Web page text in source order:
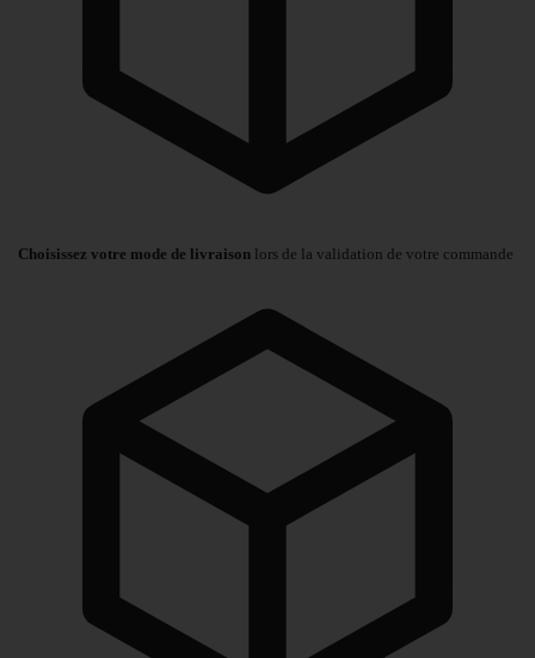
Choisissez votre mode de livraison lors de la validation de votre commande